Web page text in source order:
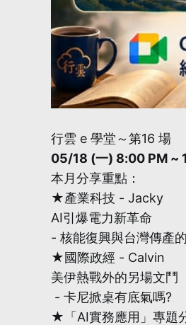
行雲 e 學堂～第16 場
05/18 (一) 8:00 PM ~
本月分享重點：
★產業科技 - Jacky
AI引爆電力新革命
- 核能復興與台灣傳產
★國際政經 - Calvin
美伊熱戰外的另場文鬥
- 卡尼掀桌有底氣嗎?
★「AI實務應用」專題